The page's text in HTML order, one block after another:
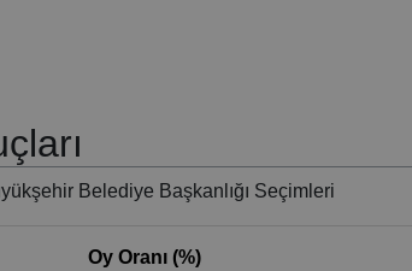
Belediye Başkanlığı Seçimleri
Oy Oranı (%)